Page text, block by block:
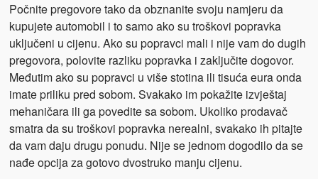
Počnite pregovore tako da obznanite svoju namjeru da
kupujete automobil i to samo ako su troškovi popravka
uključeni u cijenu. Ako su popravci mali i nije vam do dugih
pregovora, polovite razliku popravka i zaključite dogovor.
Međutim ako su popravci u više stotina ili tisuća eura onda
imate priliku pred sobom. Svakako im pokažite izvještaj
mehaničara ili ga povedite sa sobom. Ukoliko prodavač
smatra da su troškovi popravka nerealni, svakako ih pitajte
da vam daju drugu ponudu. Nije se jednom dogodilo da se
nađe opcija za gotovo dvostruko manju cijenu.